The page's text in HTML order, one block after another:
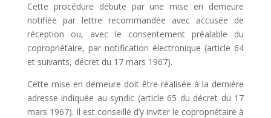
Cette procédure débute par une mise en demeure
notifiée par lettre recommandée avec accusée de
réception ou, avec le consentement préalable du
copropriétaire, par notification électronique (article 64
et suivants, décret du 17 mars 1967).
Cette mise en demeure doit être réalisée à la dernière
adresse indiquée au syndic (article 65 du décret du 17
mars 1967). Il est conseillé d’y inviter le copropriétaire à